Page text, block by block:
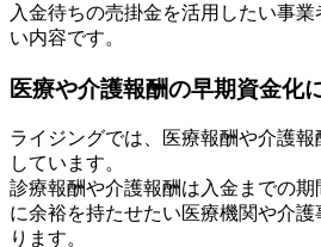
入金待ちの売掛金を活用したい事
い内容です。
医療や介護報酬の早期資金化
ライジングでは、医療報酬や介護
しています。
診療報酬や介護報酬は入金までの期
に余裕を持たせたい医療機関や介
ります。